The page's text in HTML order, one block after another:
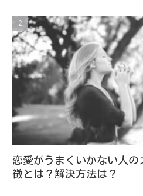
恋愛がうまくいかない人
徴とは？解決方法は？